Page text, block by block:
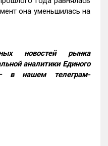
она уменьшилась на
новостей рынка
аналитики Единого
в нашем телеграм-